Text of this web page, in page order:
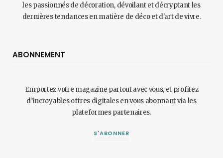
les passionnés de décoration, dévoilant et décryptant les
dernières tendances en matière de déco et d'art de vivre.
ABONNEMENT
Emportez votre magazine partout avec vous, et profitez
d’incroyables offres digitales en vous abonnant via les
plateformes partenaires.
S'ABONNER